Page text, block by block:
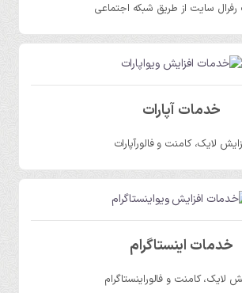
رفرال سایت از طریق شبکه اجتماعی
خدمات آپارات
لایک، کامنت و فالورآپارات
خدمات اینستاگرام
لایک، کامنت و فالوراینستاگرام